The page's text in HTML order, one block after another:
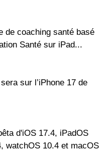
de coaching santé basé
Santé sur iPad...
sur l’iPhone 17 de
d'iOS 17.4, iPadOS
watchOS 10.4 et macOS